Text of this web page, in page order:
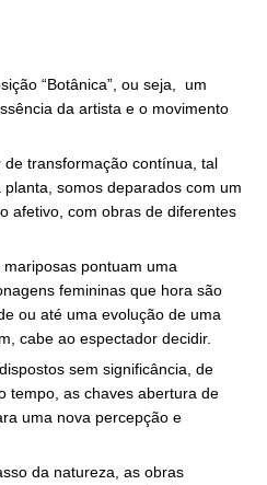
“Botânica”, ou seja, um
da artista e o movimento
transformação contínua, tal
somos deparados com um
afetivo, com obras de diferentes
pontuam uma
femininas que hora são
ou até uma evolução de uma
cabe ao espectador decidir.
sem significância, de
tempo, as chaves abertura de
uma nova percepção e
da natureza, as obras